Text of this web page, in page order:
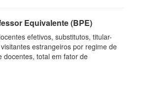
Equivalente (BPE)
efetivos, substitutos, titular-
estrangeiros por regime de
docentes, total em fator de